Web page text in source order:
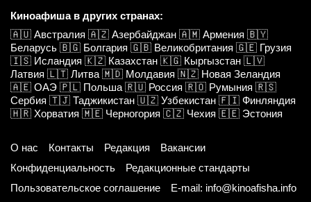
Киноафиша в других странах:
🇦🇺 Австралия 🇦🇿 Азербайджан 🇦🇲 Армения 🇧🇾
Беларусь 🇧🇬 Болгария 🇬🇧 Великобритания 🇬🇪 Грузия
🇮🇸 Исландия 🇰🇿 Казахстан 🇰🇬 Кыргызстан 🇱🇻
Латвия 🇱🇹 Литва 🇲🇩 Молдавия 🇳🇿 Новая Зеландия
🇦🇪 ОАЭ 🇵🇱 Польша 🇷🇺 Россия 🇷🇴 Румыния 🇷🇸
Сербия 🇹🇯 Таджикистан 🇺🇿 Узбекистан 🇫🇮 Финляндия
🇭🇷 Хорватия 🇲🇪 Черногория 🇨🇿 Чехия 🇪🇪 Эстония
О нас Контакты Редакция
Вакансии
Конфиденциальность
Редакционные стандарты
Пользовательское соглашение
E-mail: info@kinoafisha.info